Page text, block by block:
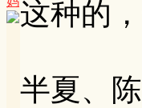
这种的
半夏、